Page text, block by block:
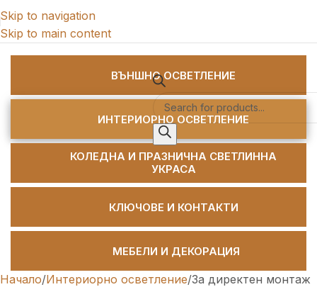
Skip to navigation
Skip to main content
ВЪНШНО ОСВЕТЛЕНИЕ
ИНТЕРИОРНО ОСВЕТЛЕНИЕ
КОЛЕДНА И ПРАЗНИЧНА СВЕТЛИННА
УКРАСА
КЛЮЧОВЕ И КОНТАКТИ
МЕБЕЛИ И ДЕКОРАЦИЯ
Начало Интериорно осветление За директен монтаж